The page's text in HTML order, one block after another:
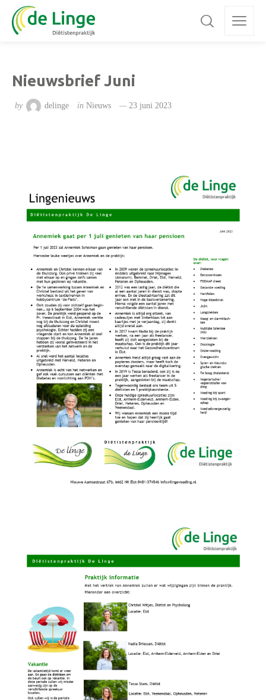
Nieuwsbrief Juni
by delinge in Nieuws 23 juni 2023